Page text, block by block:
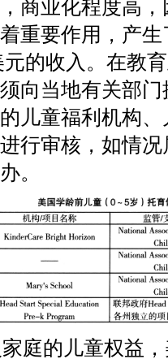
商业化程度高
重要作用，产
的收入。在教
向当地有关部
儿童福利机构
行审核，如情
。
庭的儿童权益